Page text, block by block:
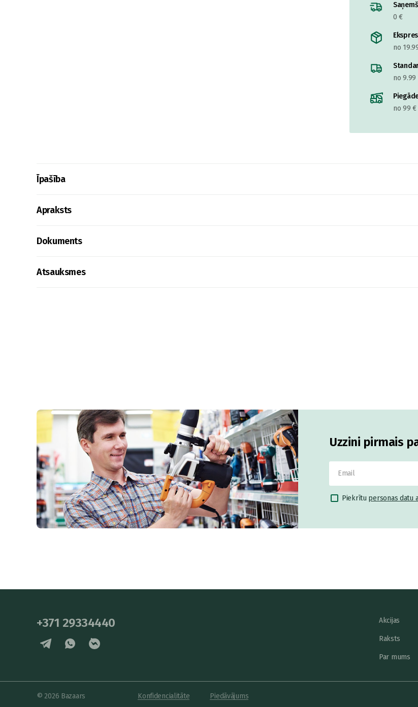
0 €
no
no 9.99
no 99 €
Īpašība
Apraksts
Dokuments
Atsauksmes
Uzzini pirmais
Piekrītu personas datu
+371 29334440 Akcijas
Raksts
Par mums
© 2026 Bazaars Konfidencialitāte Piedāvājums